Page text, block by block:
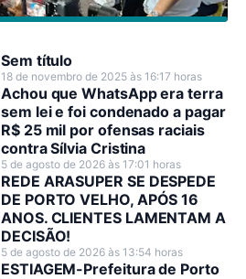
Sem título
18 de novembro de 2025 às 16:17 horas
Achou que WhatsApp era terra
sem lei e foi condenado a pagar
R$ 25 mil por ofensas raciais
contra Sílvia Cristina
5 de agosto de 2026 às 17:01 horas
REDE ARASUPER SE DESPEDE
DE PORTO VELHO, APÓS 16
ANOS. CLIENTES LAMENTAM A
DECISÃO!
5 de agosto de 2026 às 13:54 horas
ESTIAGEM-Prefeitura de Porto